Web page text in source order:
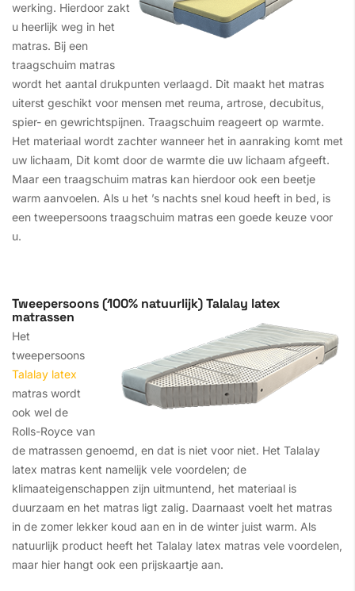
werking. Hierdoor zakt
u heerlijk weg in het
matras. Bij een
traagschuim matras
wordt het aantal drukpunten verlaagd. Dit maakt het matras
uiterst geschikt voor mensen met reuma, artrose, decubitus,
spier- en gewrichtspijnen. Traagschuim reageert op warmte.
Het materiaal wordt zachter wanneer het in aanraking komt met
uw lichaam, Dit komt door de warmte die uw lichaam afgeeft.
Maar een traagschuim matras kan hierdoor ook een beetje
warm aanvoelen. Als u het ’s nachts snel koud heeft in bed, is
een tweepersoons traagschuim matras een goede keuze voor
u.
Tweepersoons (100% natuurlijk) Talalay latex
matrassen
Het
tweepersoons
Talalay latex
matras wordt
ook wel de
Rolls-Royce van
de matrassen genoemd, en dat is niet voor niet. Het Talalay
latex matras kent namelijk vele voordelen; de
klimaateigenschappen zijn uitmuntend, het materiaal is
duurzaam en het matras ligt zalig. Daarnaast voelt het matras
in de zomer lekker koud aan en in de winter juist warm. Als
natuurlijk product heeft het Talalay latex matras vele voordelen,
maar hier hangt ook een prijskaartje aan.